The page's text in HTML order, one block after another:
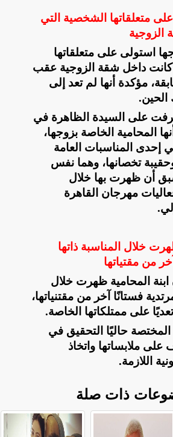
متعلقاتها الشخصية التي
الزوجية
استولى على متعلقاتها
كانت داخل شقة الزوجية عقب
مؤكدة أنها لم تعد إلى
الحين.
على السيدة الظاهرة في
المحامية الخاصة بزوجها،
المناسبات العامة
تخصانها، وهما نفس
سبق أن ظهرت بها خلال
مهرجان القاهرة
.
خلال المناسبة ذاتها
من مقتياتها
المحامية ظهرت خلال
فستانًا آخر من مقتنياتها،
على ممتلكاتها الخاصة.
حاليًا التحقيق في
على ملابساتها واتخاذ
اللازمة.
ذات صلة